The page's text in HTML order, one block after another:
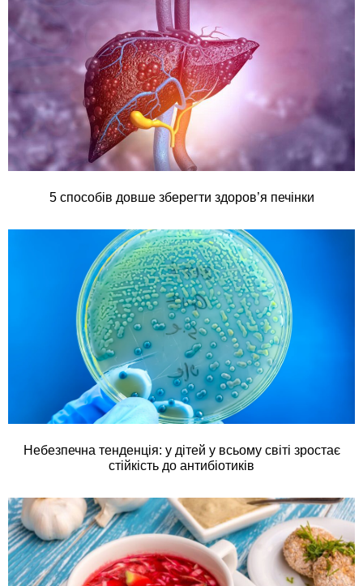
5 способів довше зберегти здоров’я печінки
Небезпечна тенденція: у дітей у всьому світі зростає
стійкість до антибіотиків